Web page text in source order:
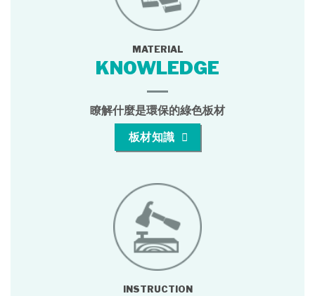
MATERIAL
KNOWLEDGE
瞭解什麼是環保的綠色板材
板材知識
INSTRUCTION